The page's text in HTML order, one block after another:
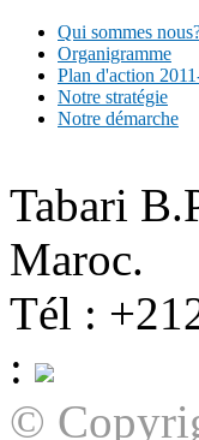
Qui sommes
Organigramme
Plan d'action
Notre stratégie
Notre démarche
Tabari
Maroc.
Tél :
:
©